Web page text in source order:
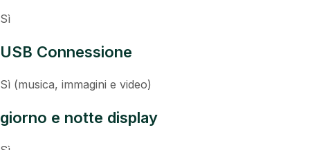
Sì
USB Connessione
Sì (musica, immagini e video)
giorno e notte display